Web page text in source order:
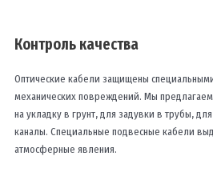
Контроль качества
Оптические кабели защищены
механических повреждений. Мы
на укладку в грунт, для задувки в трубы,
каналы. Специальные подвесные кабели
атмосферные явления.